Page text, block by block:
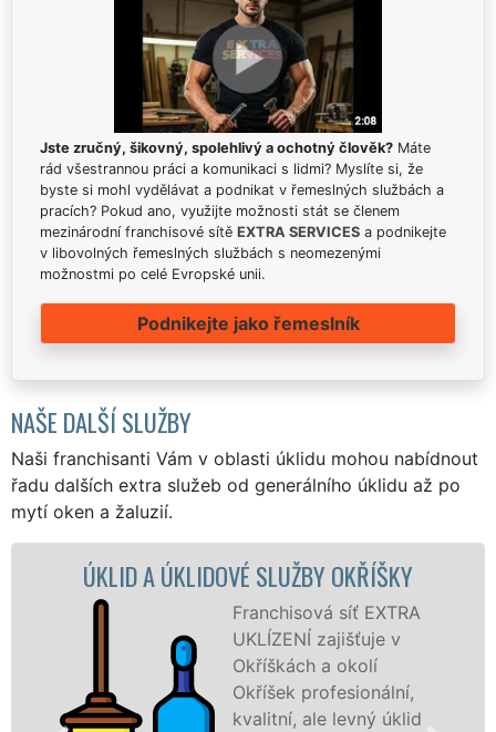
Jste zručný, šikovný, spolehlivý a ochotný člověk? Máte
rád všestrannou práci a komunikaci s lidmi? Myslíte si, že
byste si mohl vydělávat a podnikat v řemeslných službách a
pracích? Pokud ano, využijte možnosti stát se členem
mezinárodní franchisové sítě EXTRA SERVICES a podnikejte
v libovolných řemeslných službách s neomezenými
možnostmi po celé Evropské unii.
Podnikejte jako řemeslník
NAŠE DALŠÍ SLUŽBY
Naši franchisanti Vám v oblasti úklidu mohou nabídnout
řadu dalších extra služeb od generálního úklidu až po
mytí oken a žaluzií.
SLUŽBY OKŘÍŠKY
Franchisová síť EXTRA
UKLÍZENÍ zajišťuje v
Okříškách a okolí
Okříšek profesionální,
kvalitní, ale levný úklid
ÚKLIDOVÁ